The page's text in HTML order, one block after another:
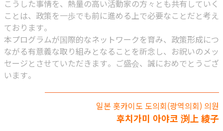
こうした事情を、熱量の高い活動家の方々とも共有していく
ことは、政策を一歩でも前に進める上で必要なことだと考え
ております。
本プログラムが国際的なネットワークを育み、政策形成につ
ながる有意義な取り組みとなることを祈念し、お祝いのメッ
セージとさせていただきます。ご盛会、誠におめでとうござ
います。
일본 홋카이도 도의회(광역의회) 의원
후치가미 아야코 渕上 綾子